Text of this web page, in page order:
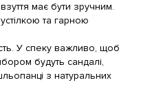
має бути зручним.
та гарною
У спеку важливо, щоб
будуть сандалі,
з натуральних